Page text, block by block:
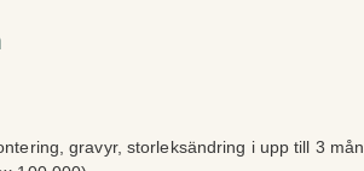
gravyr, storleksändring i upp till 3